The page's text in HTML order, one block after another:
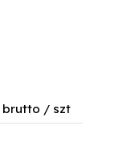
brutto / szt